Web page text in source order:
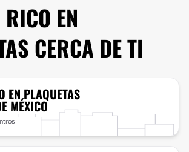
EN
CERCA DE TI
EN PLAQUETAS
MÉXICO